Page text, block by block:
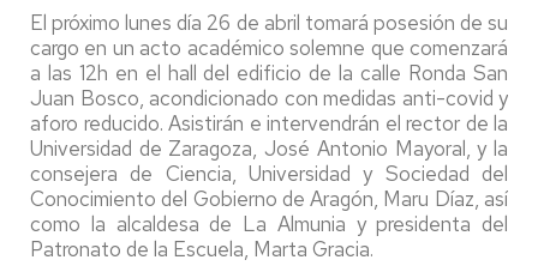
El próximo lunes día 26 de abril tomará posesión de su
cargo en un acto académico solemne que comenzará
a las 12h en el hall del edificio de la calle Ronda San
Juan Bosco, acondicionado con medidas anti-covid y
aforo reducido. Asistirán e intervendrán el rector de la
Universidad de Zaragoza, José Antonio Mayoral, y la
consejera de Ciencia, Universidad y Sociedad del
Conocimiento del Gobierno de Aragón, Maru Díaz, así
como la alcaldesa de La Almunia y presidenta del
Patronato de la Escuela, Marta Gracia.